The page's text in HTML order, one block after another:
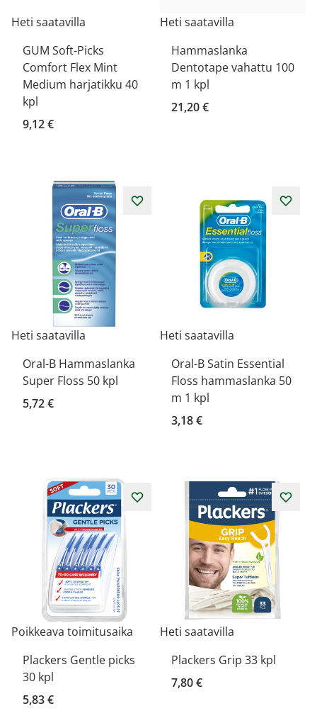
Heti saatavilla
GUM Soft-Picks
Comfort Flex Mint
Medium harjatikku 40
kpl
9,12 €
Heti saatavilla
Hammaslanka
Dentotape vahattu 100
m 1 kpl
21,20 €
Heti saatavilla
Oral-B Hammaslanka
Super Floss 50 kpl
5,72 €
Heti saatavilla
Oral-B Satin Essential
Floss hammaslanka 50
m 1 kpl
3,18 €
Poikkeava toimitusaika
Plackers Gentle picks
30 kpl
5,83 €
Heti saatavilla
Plackers Grip 33 kpl
7,80 €